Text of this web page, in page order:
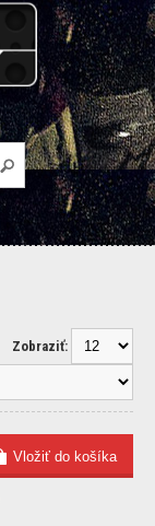
Zobraziť: